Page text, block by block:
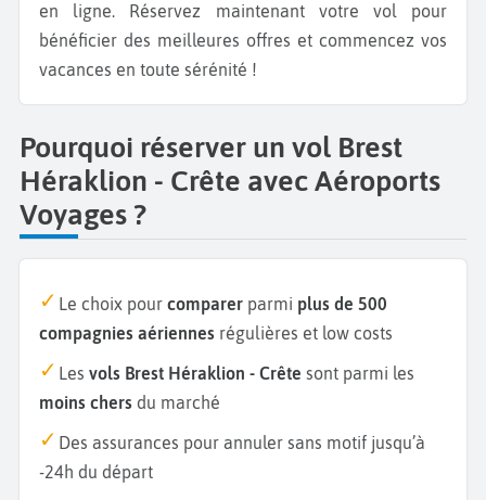
en ligne. Réservez maintenant votre vol pour
bénéficier des meilleures offres et commencez vos
vacances en toute sérénité !
Pourquoi réserver un vol Brest
Héraklion - Crête avec Aéroports
Voyages ?
Le choix pour comparer parmi plus de 500
compagnies aériennes régulières et low costs
Les vols Brest Héraklion - Crête sont parmi les
moins chers du marché
Des assurances pour annuler sans motif jusqu’à
-24h du départ